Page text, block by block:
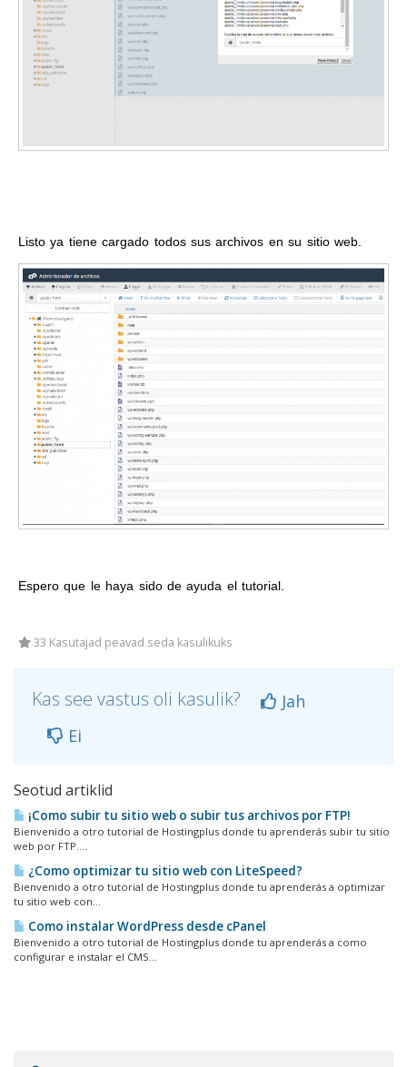
Listo ya tiene cargado todos sus archivos en su sitio web.
Espero que le haya sido de ayuda el tutorial.
33 Kasutajad peavad seda kasulikuks
Kas see vastus oli kasulik?
Jah
Ei
Seotud artiklid
¡Como subir tu sitio web o subir tus archivos por FTP!
Bienvenido a otro tutorial de Hostingplus donde tu aprenderás subir tu sitio
web por FTP....
¿Como optimizar tu sitio web con LiteSpeed?
Bienvenido a otro tutorial de Hostingplus donde tu aprenderás a optimizar
tu sitio web con...
Como instalar WordPress desde cPanel
Bienvenido a otro tutorial de Hostingplus donde tu aprenderás a como
configurar e instalar el CMS...